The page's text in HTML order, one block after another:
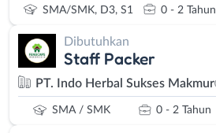
SMA/SMK, D3, S1 0 - 2 Tahun
Dibutuhkan
Staff Packer
PT. Indo Herbal Sukses Makmur
SMA / SMK 0 - 2 Tahun